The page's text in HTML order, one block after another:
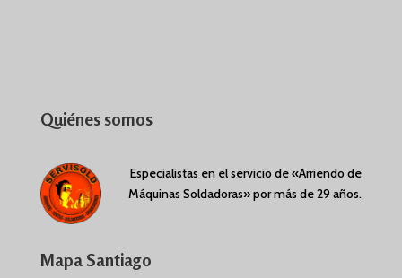
Quiénes somos
Especialistas en el servicio de «Arriendo de
Máquinas Soldadoras» por más de 29 años.
Mapa Santiago